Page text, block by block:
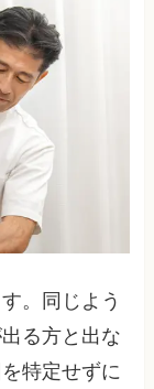
。同じよう
る方と出な
特定せずに